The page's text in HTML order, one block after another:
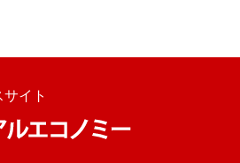
イト